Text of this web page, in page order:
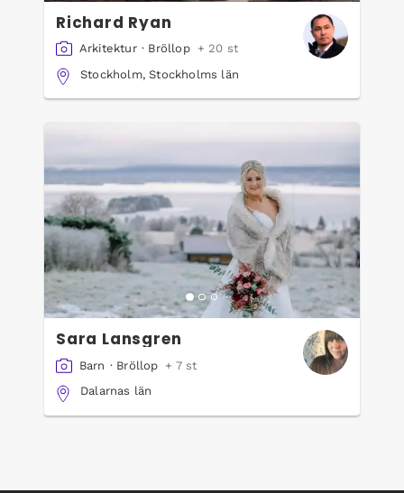
Richard Ryan
Arkitektur · Bröllop
+ 20 st
Stockholm, Stockholms län
Sara Lansgren
Barn · Bröllop + 7 st
Dalarnas län